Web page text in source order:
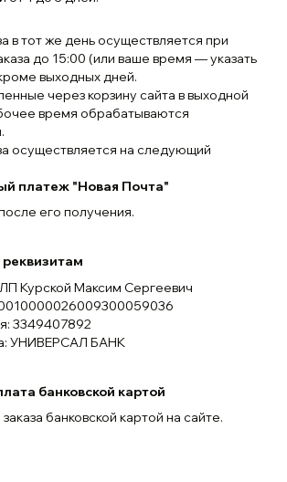
в тот же день осуществляется при
до 15:00 (или ваше время — указать
выходных дней.
через корзину сайта в выходной
время обрабатываются
осуществляется на следующий
платеж "Новая Почта"
его получения.
Курской Максим Сергеевич
3349407892
УНИВЕРСАЛ БАНК
банковской картой
банковской картой на сайте.